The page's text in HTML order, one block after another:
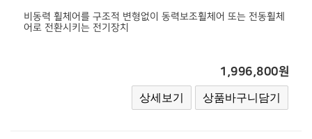
비동력 휠체어를 구조적 변형없이 동력보조휠체어 또는 전동휠체
어로 전환시키는 전기장치
1,996,800원